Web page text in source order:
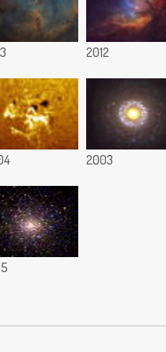
2012
2003